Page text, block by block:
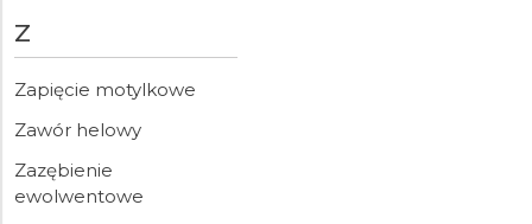
Z
Zapięcie motylkowe
Zawór helowy
Zazębienie
ewolwentowe